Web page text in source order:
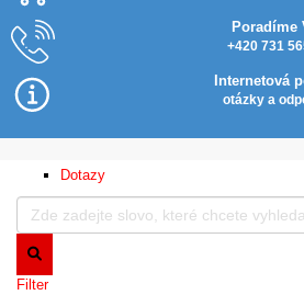
Poradíme
+420 731
Internetová
otázky a
Dotazy
Filter
€